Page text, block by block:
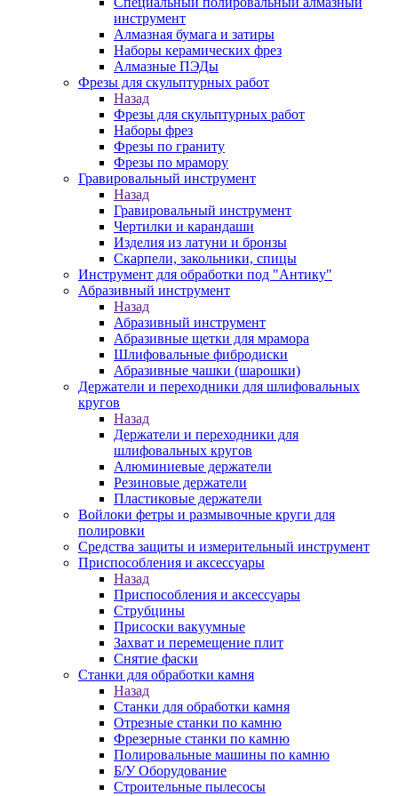
инструмент
Алмазная бумага и затиры
Наборы керамических фрез
Алмазные ПЭДы
Фрезы для скульптурных работ
Назад
Фрезы для скульптурных работ
Наборы фрез
Фрезы по граниту
Фрезы по мрамору
Гравировальный инструмент
Назад
Гравировальный инструмент
Чертилки и карандаши
Изделия из латуни и бронзы
Скарпели, закольники, спицы
Инструмент для обработки под "Антику"
Абразивный инструмент
Назад
Абразивный инструмент
Абразивные щетки для мрамора
Шлифовальные фибродиски
Абразивные чашки (шарошки)
Держатели и переходники для шлифовальных
кругов
Назад
Держатели и переходники для
шлифовальных кругов
Алюминиевые держатели
Резиновые держатели
Пластиковые держатели
Войлоки фетры и размывочные круги для
полировки
Средства защиты и измерительный инструмент
Приспособления и аксессуары
Назад
Приспособления и аксессуары
Струбцины
Присоски вакуумные
Захват и перемещение плит
Снятие фаски
Станки для обработки камня
Назад
Станки для обработки камня
Отрезные станки по камню
Фрезерные станки по камню
Полировальные машины по камню
Б/У Оборудование
Строительные пылесосы